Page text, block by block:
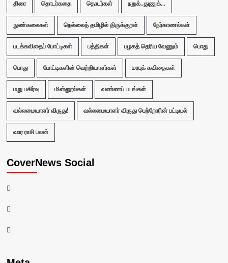
திரை தொடர்கதை தொடர்கள் நறுக்..துணுக்...
நுண்கலைகள் நெல்லைத் தமிழில் திருக்குறள் நேர்காணல்கள்
படக்கவிதைப் போட்டிகள் பத்திகள் பழகத் தெரிய வேணும் பொது
பொது போட்டிகளின் வெற்றியாளர்கள் மரபுக் கவிதைகள்
மறு பகிர்வு மின்னூல்கள் வண்ணப் படங்கள்
வல்லமையாளர் விருது! வல்லமையாளர் விருது பெற்றோரின் பட்டியல்
வார ராசி பலன்
CoverNews Social
Facebook
Twitter
Youtube